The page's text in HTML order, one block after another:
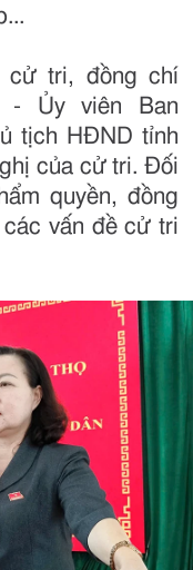
cử tri, đồng chí
- Ủy viên Ban
tịch HĐND tỉnh
của cử tri. Đối
quyền, đồng
vấn đề cử tri